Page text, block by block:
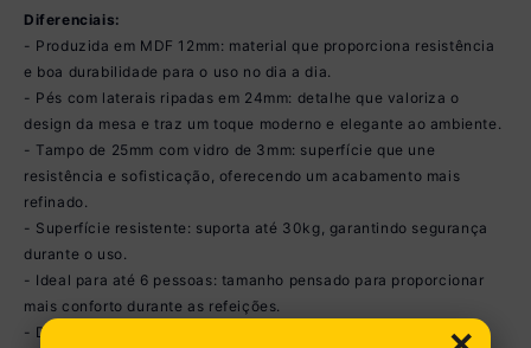
Diferenciais:
- Produzida em MDF 12mm: material que proporciona resistência
e boa durabilidade para o uso no dia a dia.
- Pés com laterais ripadas em 24mm: detalhe que valoriza o
design da mesa e traz um toque moderno e elegante ao ambiente.
- Tampo de 25mm com vidro de 3mm: superfície que une
resistência e sofisticação, oferecendo um acabamento mais
refinado.
- Superfície resistente: suporta até 30kg, garantindo segurança
durante o uso.
- Ideal para até 6 pessoas: tamanho pensado para proporcionar
mais conforto durante as refeições.
- Design moderno: perfeito para compor salas de jantar